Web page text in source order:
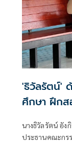
'ธิวัลรัตน์'
ศึกษา ฝึกส
นานาชาติ
นางธิวัลรัตน์ อัง
ประธานคณะกร